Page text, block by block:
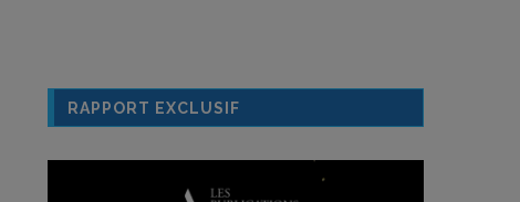
RAPPORT EXCLUSIF